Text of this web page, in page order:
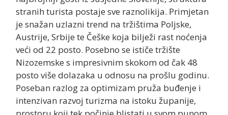
stranih turista postaje sve raznolikija. Primjetan
je snažan uzlazni trend na tržištima Poljske,
Austrije, Srbije te Češke koja bilježi rast noćenja
veći od 22 posto. Posebno se ističe tržište
Nizozemske s impresivnim skokom od čak 48
posto više dolazaka u odnosu na prošlu godinu.
Poseban razlog za optimizam pruža buđenje i
intenzivan razvoj turizma na istoku županije,